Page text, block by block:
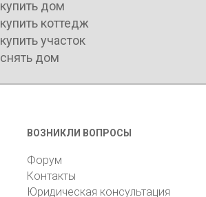
купить дом
купить коттедж
купить участок
снять дом
ВОЗНИКЛИ ВОПРОСЫ
Форум
Контакты
Юридическая консультация